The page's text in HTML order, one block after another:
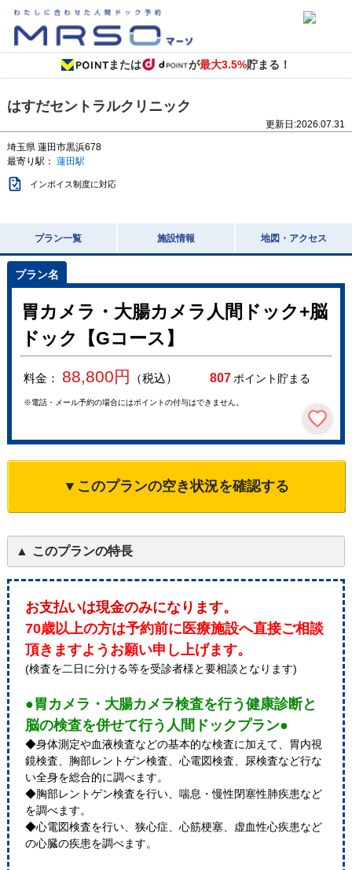
または が最大3.5%貯まる！
はすだセントラルクリニック
更新日:2026.07.31
埼玉県 蓮田市黒浜678
最寄り駅： 蓮田駅
インボイス制度に対応
プラン一覧 施設情報 地図・アクセス
胃カメラ・大腸カメラ人間ドック+脳
ドック【Gコース】
料金： 88,800円 （税込） 807ポイント貯まる
※電話・メール予約の場合にはポイントの付与はできません。
▼このプランの空き状況を確認する
このプランの特長
お支払いは現金のみになります。
70歳以上の方は予約前に医療施設へ直接ご相談
頂きますようお願い申し上げます。
(検査を二日に分ける等を受診者様と要相談となります)
●胃カメラ・大腸カメラ検査を行う健康診断と
脳の検査を併せて行う人間ドックプラン●
◆身体測定や血液検査などの基本的な検査に加えて、胃内視
鏡検査、胸部レントゲン検査、心電図検査、尿検査など行な
い全身を総合的に調べます。
◆胸部レントゲン検査を行い、喘息・慢性閉塞性肺疾患など
を調べます。
◆心電図検査を行い、狭心症、心筋梗塞、虚血性心疾患など
の心臓の疾患を調べます。